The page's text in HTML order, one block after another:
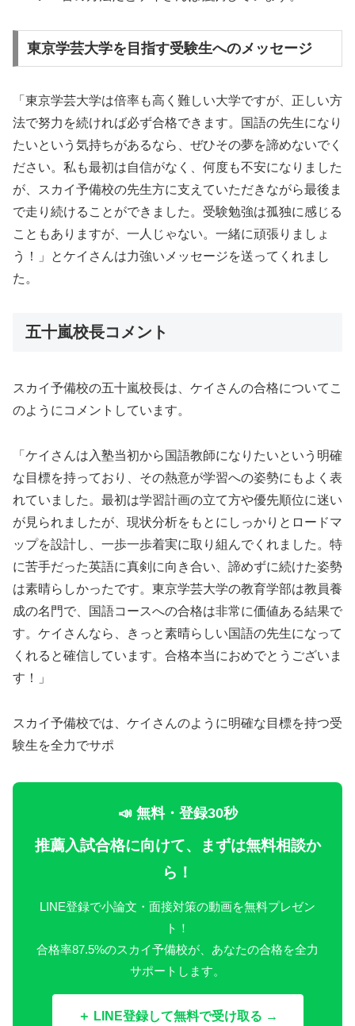
東京学芸大学を目指す受験生へのメッセージ
「東京学芸大学は倍率も高く難しい大学ですが、正しい方
法で努力を続ければ必ず合格できます。国語の先生になり
たいという気持ちがあるなら、ぜひその夢を諦めないでく
ださい。私も最初は自信がなく、何度も不安になりました
が、スカイ予備校の先生方に支えていただきながら最後ま
で走り続けることができました。受験勉強は孤独に感じる
こともありますが、一人じゃない。一緒に頑張りましょ
う！」とケイさんは力強いメッセージを送ってくれまし
た。
五十嵐校長コメント
スカイ予備校の五十嵐校長は、ケイさんの合格についてこ
のようにコメントしています。
「ケイさんは入塾当初から国語教師になりたいという明確
な目標を持っており、その熱意が学習への姿勢にもよく表
れていました。最初は学習計画の立て方や優先順位に迷い
が見られましたが、現状分析をもとにしっかりとロードマ
ップを設計し、一歩一歩着実に取り組んでくれました。特
に苦手だった英語に真剣に向き合い、諦めずに続けた姿勢
は素晴らしかったです。東京学芸大学の教育学部は教員養
成の名門で、国語コースへの合格は非常に価値ある結果で
す。ケイさんなら、きっと素晴らしい国語の先生になって
くれると確信しています。合格本当におめでとうございま
す！」
スカイ予備校では、ケイさんのように明確な目標を持つ受
験生を全力でサポ
📣 無料・登録30秒
推薦入試合格に向けて、まずは無料相談か
ら！
LINE登録で小論文・面接対策の動画を無料プレゼン
ト！
合格率87.5%のスカイ予備校が、あなたの合格を全力
サポートします。
＋ LINE登録して無料で受け取る →